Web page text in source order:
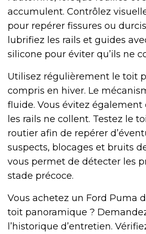
accumulent. Contrôlez
pour repérer fissures ou
lubrifiez les rails et guides
silicone pour éviter qu’ils ne
Utilisez régulièrement le toit
compris en hiver. Le
fluide. Vous évitez également
les rails ne collent. Testez le
routier afin de repérer
suspects, blocages et bruits
vous permet de détecter les
stade précoce.
Vous achetez un Ford Puma
toit panoramique ?
l’historique d’entretien.